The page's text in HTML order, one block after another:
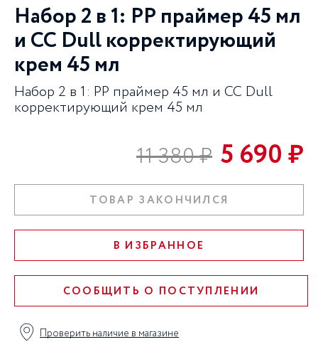
Набор 2 в 1: PP праймер 45 мл
и CC Dull корректирующий
крем 45 мл
Набор 2 в 1: PP праймер 45 мл и CC Dull
корректирующий крем 45 мл
11 380 ₽ 5 690 ₽
В ИЗБРАННОЕ
ТОВАР ЗАКОНЧИЛСЯ
СООБЩИТЬ О ПОСТУПЛЕНИИ
Проверить наличие в магазине